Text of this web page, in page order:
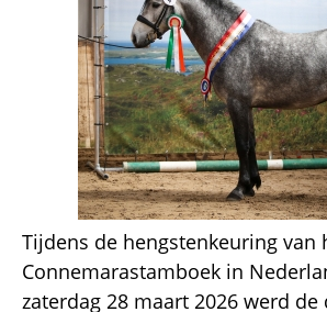
Tijdens de hengstenkeuring van
Connemarastamboek in
zaterdag 28 maart 2026 werd de